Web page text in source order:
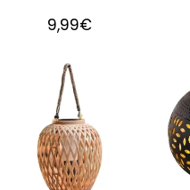
9,99€